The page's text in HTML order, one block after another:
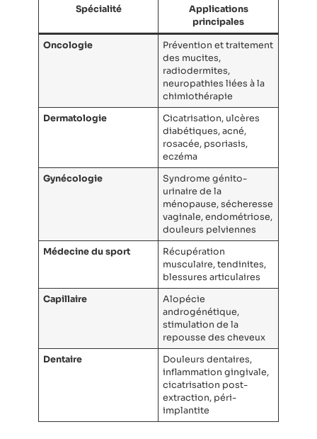
Spécialité
Applications
principales
Oncologie
Prévention et traitement
des mucites,
radiodermites,
neuropathies liées à la
chimiothérapie
Dermatologie
Cicatrisation, ulcères
diabétiques, acné,
rosacée, psoriasis,
eczéma
Gynécologie
Syndrome génito-
urinaire de la
ménopause, sécheresse
vaginale, endométriose,
douleurs pelviennes
Médecine du sport
Récupération
musculaire, tendinites,
blessures articulaires
Capillaire
Alopécie
androgénétique,
stimulation de la
repousse des cheveux
Dentaire
Douleurs dentaires,
inflammation gingivale,
cicatrisation post-
extraction, péri-
implantite